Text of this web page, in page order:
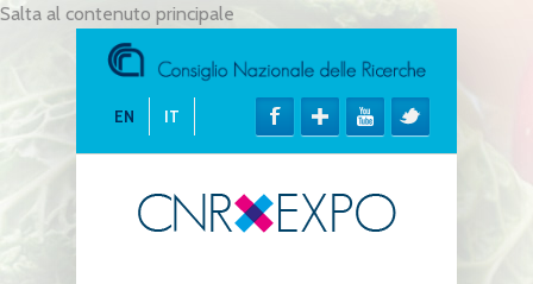
Salta al contenuto principale
EN IT